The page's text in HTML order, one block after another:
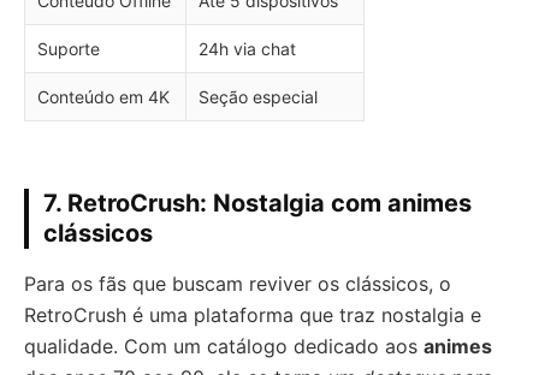
Suporte 24h via chat
Conteúdo em 4K Seção especial
7. RetroCrush: Nostalgia com animes
clássicos
Para os fãs que buscam reviver os clássicos, o
RetroCrush é uma plataforma que traz nostalgia e
qualidade. Com um catálogo dedicado aos animes